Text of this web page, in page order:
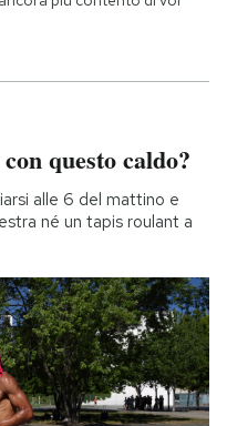
questo caldo?
alle 6 del mattino e
né un tapis roulant a